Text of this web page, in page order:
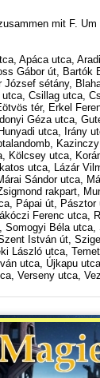
mit F.
Apáca utca,
Gábor út, Bartók
sétány,
Csillag utca,
tér, Erkel
Géza utca,
utca, Irány
Kölcsey utca,
utca, Lázár
Sándor utca,
rakpart,
Pápai út,
Ferenc utca,
Béla
István út,
László utca,
utca, Újkapu
Verseny utca,